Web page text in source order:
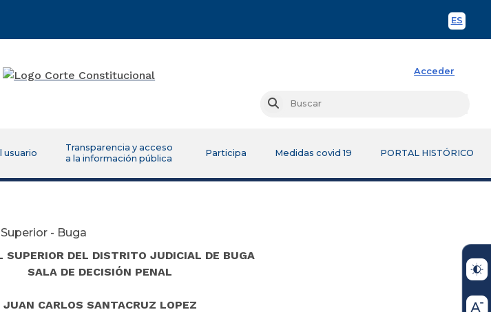
ES
Acceder
Buscar
usuario
Transparencia y acceso
a la información pública
Participa Medidas covid 19 PORTAL HISTÓRICO
- Buga
SUPERIOR DEL DISTRITO JUDICIAL DE BUGA
SALA DE DECISIÓN PENAL
JUAN CARLOS SANTACRUZ LOPEZ